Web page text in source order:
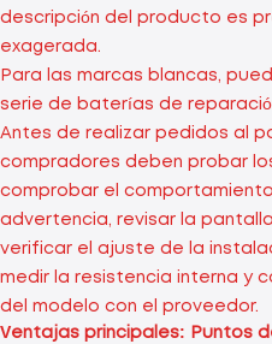
descripción del producto es
exagerada.
Para las marcas blancas,
serie de baterías de
Antes de realizar pedidos al
compradores deben probar
comprobar el
advertencia, revisar la
verificar el ajuste de la
medir la resistencia interna y
del modelo con el proveedor.
Ventajas principales: Puntos